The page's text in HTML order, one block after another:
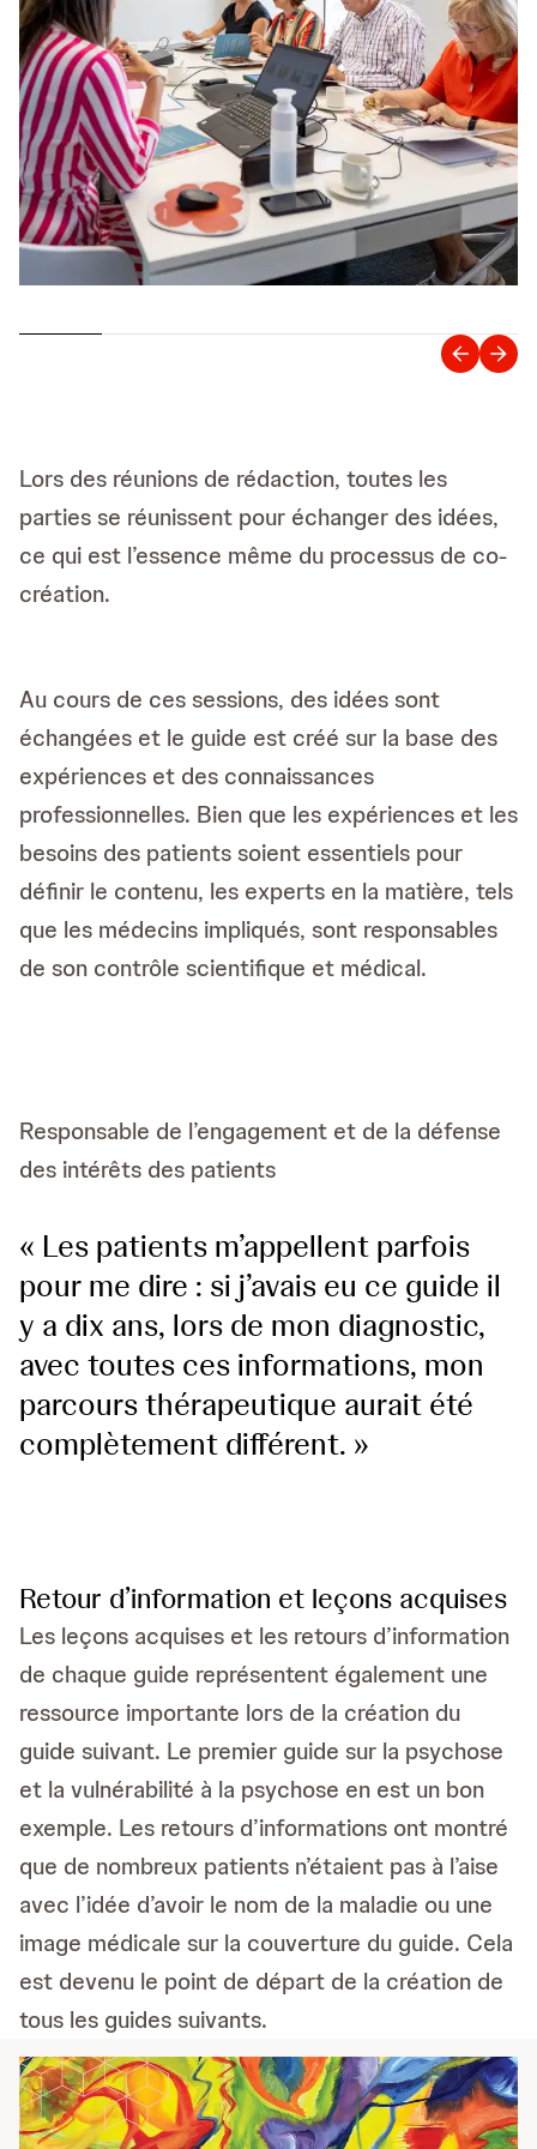
Lors des réunions de rédaction, toutes les
parties se réunissent pour échanger des idées,
ce qui est l’essence même du processus de co-
création.
Au cours de ces sessions, des idées sont
échangées et le guide est créé sur la base des
expériences et des connaissances
professionnelles. Bien que les expériences et les
besoins des patients soient essentiels pour
définir le contenu, les experts en la matière, tels
que les médecins impliqués, sont responsables
de son contrôle scientifique et médical.
Responsable de l’engagement et de la défense
des intérêts des patients
« Les patients m’appellent parfois
pour me dire : si j’avais eu ce guide il
y a dix ans, lors de mon diagnostic,
avec toutes ces informations, mon
parcours thérapeutique aurait été
complètement différent. »
Retour d’information et leçons acquises
Les leçons acquises et les retours d’information
de chaque guide représentent également une
ressource importante lors de la création du
guide suivant. Le premier guide sur la psychose
et la vulnérabilité à la psychose en est un bon
exemple. Les retours d’informations ont montré
que de nombreux patients n’étaient pas à l’aise
avec l’idée d’avoir le nom de la maladie ou une
image médicale sur la couverture du guide. Cela
est devenu le point de départ de la création de
tous les guides suivants.